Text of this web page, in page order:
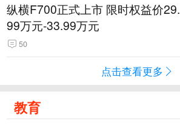
纵横F700正式上市 限时权益价29.
99万元-33.99万元
50
点击查看更多
教育